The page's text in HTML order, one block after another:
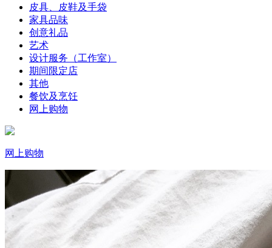
皮具、皮鞋及手袋
家具品味
创意礼品
艺术
设计服务（工作室）
期间限定店
其他
餐饮及烹饪
网上购物
网上购物